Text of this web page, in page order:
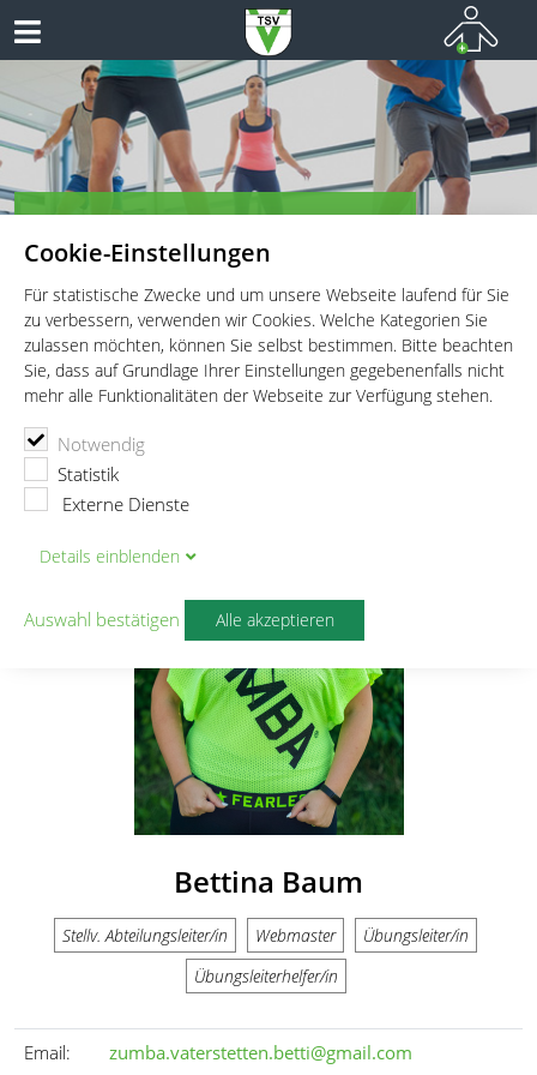
Cookie-Einstellungen
Für statistische Zwecke und um unsere Webseite laufend für Sie
zu verbessern, verwenden wir Cookies. Welche Kategorien Sie
zulassen möchten, können Sie selbst bestimmen. Bitte beachten
Sie, dass auf Grundlage Ihrer Einstellungen gegebenenfalls nicht
mehr alle Funktionalitäten der Webseite zur Verfügung stehen.
Notwendig
Statistik
Externe Dienste
Details einblenden
Auswahl bestätigen Alle akzeptieren
Fitness für Jung und Alt!
TSV Vaterstetten e.V.
Bettina Baum
Stellv. Abteilungsleiter/in Webmaster
Übungsleiter/in
Übungsleiterhelfer/in
Email: zumba.vaterstetten.betti@gmail.com